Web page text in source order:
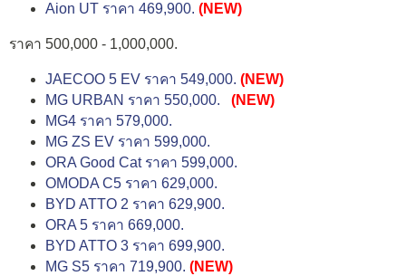
Aion UT ราคา 469,900. (NEW)
ราคา 500,000 - 1,000,000.
JAECOO 5 EV ราคา 549,000. (NEW)
MG URBAN ราคา 550,000.
(NEW)
MG4 ราคา 579,000.
MG ZS EV ราคา 599,000.
ORA Good Cat ราคา 599,000.
OMODA C5 ราคา 629,000.
BYD ATTO 2 ราคา 629,900.
ORA 5 ราคา 669,000.
BYD ATTO 3 ราคา 699,900.
MG S5 ราคา 719,900. (NEW)